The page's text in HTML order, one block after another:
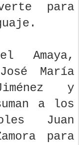
para
Amaya,
María
y
a los
Juan
para